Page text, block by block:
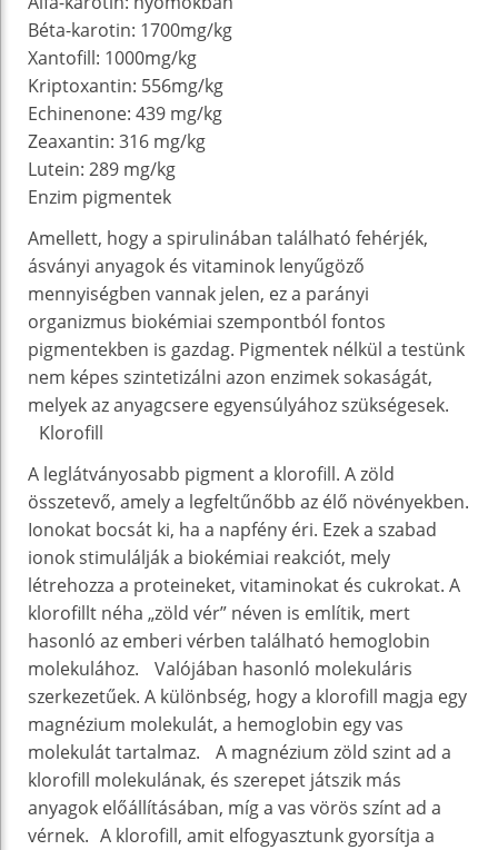
Béta-karotin: 1700mg/kg
Xantofill: 1000mg/kg
Kriptoxantin: 556mg/kg
Echinenone: 439 mg/kg
Zeaxantin: 316 mg/kg
Lutein: 289 mg/kg
Enzim pigmentek
Amellett, hogy a spirulinában található fehérjék,
ásványi anyagok és vitaminok lenyűgöző
mennyiségben vannak jelen, ez a parányi
organizmus biokémiai szempontból fontos
pigmentekben is gazdag. Pigmentek nélkül a testünk
nem képes szintetizálni azon enzimek sokaságát,
melyek az anyagcsere egyensúlyához szükségesek.
Klorofill
A leglátványosabb pigment a klorofill. A zöld
összetevő, amely a legfeltűnőbb az élő növényekben.
Ionokat bocsát ki, ha a napfény éri. Ezek a szabad
ionok stimulálják a biokémiai reakciót, mely
létrehozza a proteineket, vitaminokat és cukrokat. A
klorofillt néha „zöld vér” néven is említik, mert
hasonló az emberi vérben található hemoglobin
molekulához. Valójában hasonló molekuláris
szerkezetűek. A különbség, hogy a klorofill magja egy
magnézium molekulát, a hemoglobin egy vas
molekulát tartalmaz. A magnézium zöld szint ad a
klorofill molekulának, és szerepet játszik más
anyagok előállításában, míg a vas vörös színt ad a
vérnek. A klorofill, amit elfogyasztunk gyorsítja a